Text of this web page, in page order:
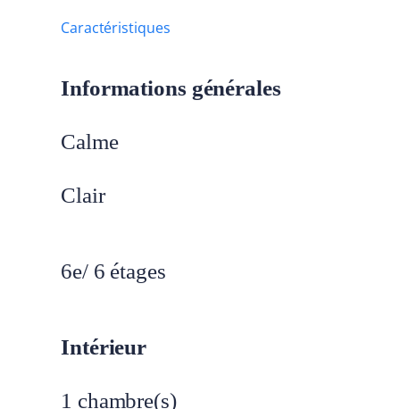
Caractéristiques
Informations générales
Calme
Clair
6e/ 6 étages
Intérieur
1 chambre(s)